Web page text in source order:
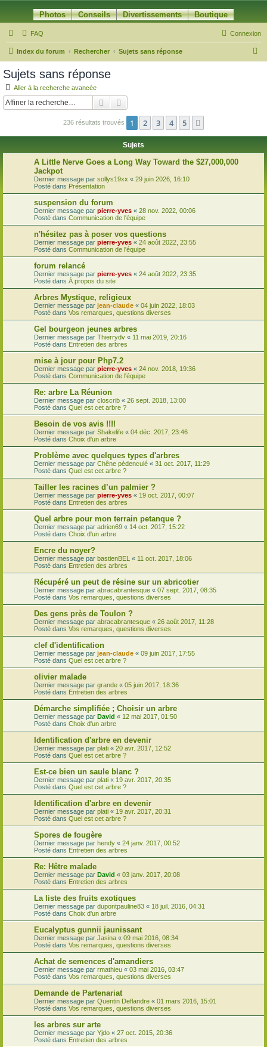
Photos Conseils Divertissements Boutique
FAQ Connexion
Index du forum Rechercher Sujets sans réponse
c
Sujets sans réponse
Aller à la recherche avancée
Rechercher
236 résultats trouvés 1 2 3 4 5
Sujets
A Little Nerve Goes a Long Way Toward the $27,000,000
Jackpot
Dernier message par sollys19xx « 29 juin 2026, 16:10
Posté dans Présentation
suspension du forum
Dernier message par pierre-yves « 28 nov. 2022, 00:06
Posté dans Communication de l'équipe
n'hésitez pas à poser vos questions
Dernier message par pierre-yves « 24 août 2022, 23:55
Posté dans Communication de l'équipe
forum relancé
Dernier message par pierre-yves « 24 août 2022, 23:35
Posté dans À propos du site
Arbres Mystique, religieux
Dernier message par jean-claude « 04 juin 2022, 18:03
Posté dans Vos remarques, questions diverses
Gel bourgeon jeunes arbres
Dernier message par Thierrydv « 11 mai 2019, 20:16
Posté dans Entretien des arbres
mise à jour pour Php7.2
Dernier message par pierre-yves « 24 nov. 2018, 19:36
Posté dans Communication de l'équipe
Re: arbre La Réunion
Dernier message par closcrib « 26 sept. 2018, 13:00
Posté dans Quel est cet arbre ?
Besoin de vos avis !!!!
Dernier message par Shakelife « 04 déc. 2017, 23:46
Posté dans Choix d'un arbre
Problème avec quelques types d'arbres
Dernier message par Chêne pèdenculé « 31 oct. 2017, 11:29
Posté dans Quel est cet arbre ?
Tailler les racines d’un palmier ?
Dernier message par pierre-yves « 19 oct. 2017, 00:07
Posté dans Entretien des arbres
Quel arbre pour mon terrain petanque ?
Dernier message par adrien69 « 14 oct. 2017, 15:22
Posté dans Choix d'un arbre
Encre du noyer?
Dernier message par bastienBEL « 11 oct. 2017, 18:06
Posté dans Entretien des arbres
Récupéré un peut de résine sur un abricotier
Dernier message par abracabrantesque « 07 sept. 2017, 08:35
Posté dans Vos remarques, questions diverses
Des gens près de Toulon ?
Dernier message par abracabrantesque « 26 août 2017, 11:28
Posté dans Vos remarques, questions diverses
clef d'identification
Dernier message par jean-claude « 09 juin 2017, 17:55
Posté dans Quel est cet arbre ?
olivier malade
Dernier message par grande « 05 juin 2017, 18:36
Posté dans Entretien des arbres
Démarche simplifiée ; Choisir un arbre
Dernier message par David « 12 mai 2017, 01:50
Posté dans Choix d'un arbre
Identification d'arbre en devenir
Dernier message par plati « 20 avr. 2017, 12:52
Posté dans Quel est cet arbre ?
Est-ce bien un saule blanc ?
Dernier message par plati « 19 avr. 2017, 20:35
Posté dans Quel est cet arbre ?
Identification d'arbre en devenir
Dernier message par plati « 19 avr. 2017, 20:31
Posté dans Quel est cet arbre ?
Spores de fougère
Dernier message par hendy « 24 janv. 2017, 00:52
Posté dans Entretien des arbres
Re: Hêtre malade
Dernier message par David « 03 janv. 2017, 20:08
Posté dans Entretien des arbres
La liste des fruits exotiques
Dernier message par dupontpauline83 « 18 juil. 2016, 04:31
Posté dans Choix d'un arbre
Eucalyptus gunnii jaunissant
Dernier message par Jasina « 09 mai 2016, 08:34
Posté dans Vos remarques, questions diverses
Achat de semences d'amandiers
Dernier message par rmathieu « 03 mai 2016, 03:47
Posté dans Vos remarques, questions diverses
Demande de Partenariat
Dernier message par Quentin Deflandre « 01 mars 2016, 15:01
Posté dans Vos remarques, questions diverses
les arbres sur arte
Dernier message par Yjdo « 27 oct. 2015, 20:36
Posté dans Entretien des arbres